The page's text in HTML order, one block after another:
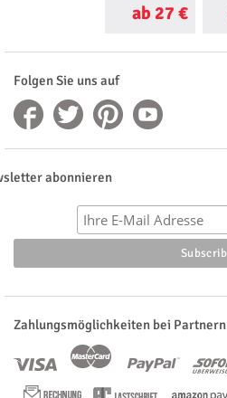
ab 27 €
Folgen Sie uns auf
abonnieren
Zahlungsmöglichkeiten bei Partnern